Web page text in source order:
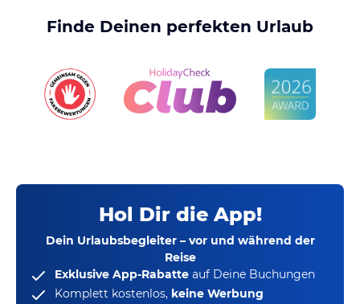
Finde Deinen perfekten Urlaub
Hol Dir die App!
Dein Urlaubsbegleiter – vor und während der
Reise
Exklusive App-Rabatte auf Deine Buchungen
Komplett kostenlos, keine Werbung